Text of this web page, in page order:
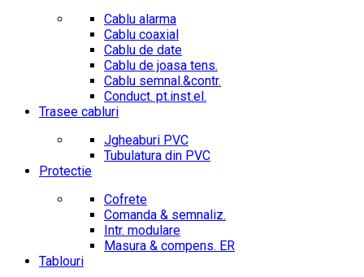
Cablu alarma
Cablu coaxial
Cablu de date
Cablu de joasa tens.
Cablu semnal.&contr.
Conduct. pt.inst.el.
Trasee cabluri
Jgheaburi PVC
Tubulatura din PVC
Protectie
Cofrete
Comanda & semnaliz.
Intr. modulare
Masura & compens. ER
Tablouri